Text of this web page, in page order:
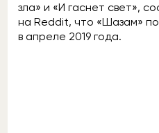
зла» и «И гаснет свет»,
на Reddit, что «Шазам»
в апреле 2019 года.